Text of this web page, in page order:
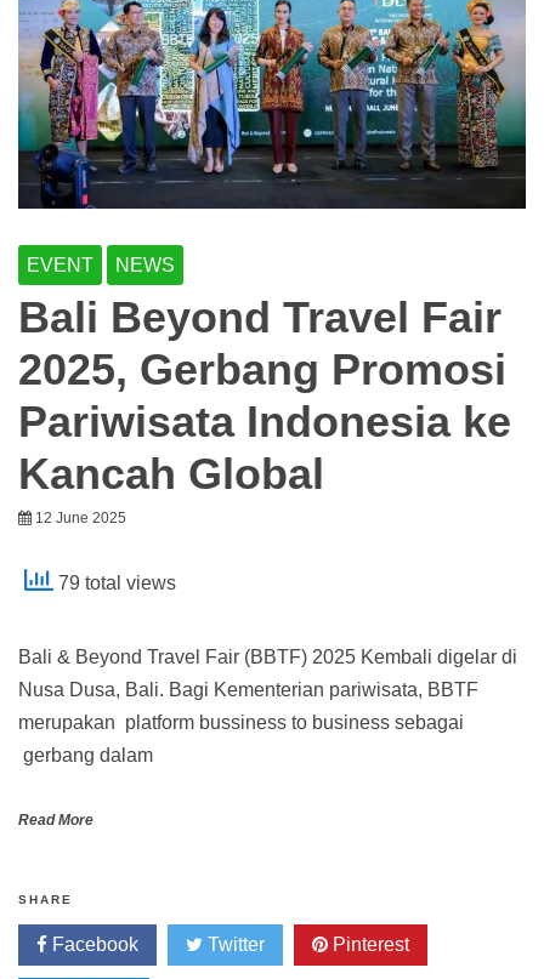
EVENT NEWS
Bali Beyond Travel Fair
2025, Gerbang Promosi
Pariwisata Indonesia ke
Kancah Global
12 June 2025
79 total views
Bali & Beyond Travel Fair (BBTF) 2025 Kembali digelar di
Nusa Dusa, Bali. Bagi Kementerian pariwisata, BBTF
merupakan platform bussiness to business sebagai
gerbang dalam
Read More
SHARE
Facebook Twitter Pinterest